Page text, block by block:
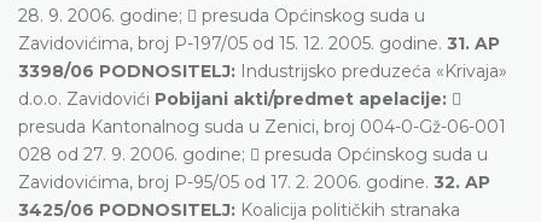
28. 9. 2006. godine;  presuda Općinskog suda u
Zavidovićima, broj P-197/05 od 15. 12. 2005. godine. 31. AP
3398/06 PODNOSITELJ: Industrijsko preduzeća «Krivaja»
d.o.o. Zavidovići Pobijani akti/predmet apelacije: 
presuda Kantonalnog suda u Zenici, broj 004-0-Gž-06-001
028 od 27. 9. 2006. godine;  presuda Općinskog suda u
Zavidovićima, broj P-95/05 od 17. 2. 2006. godine. 32. AP
3425/06 PODNOSITELJ: Koalicija političkih stranaka